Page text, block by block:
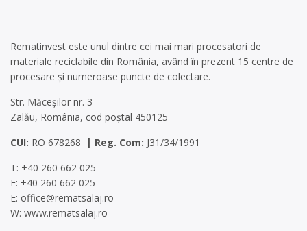
Rematinvest este unul dintre cei mai mari procesatori de
materiale reciclabile din România, având în prezent 15 centre de
procesare și numeroase puncte de colectare.
Str. Măceşilor nr. 3
Zalău, România, cod poștal 450125
CUI: RO 678268 | Reg. Com: J31/34/1991
T: +40 260 662 025
F: +40 260 662 025
E: office@rematsalaj.ro
W: www.rematsalaj.ro